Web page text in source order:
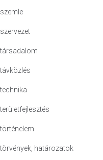
szemle
szervezet
társadalom
távközlés
technika
területfejlesztés
történelem
törvények, határozatok